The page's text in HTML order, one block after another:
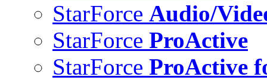
StarForce Audio/
StarForce ProActive
StarForce ProActive